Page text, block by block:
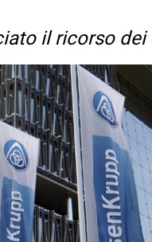
il ricorso dei